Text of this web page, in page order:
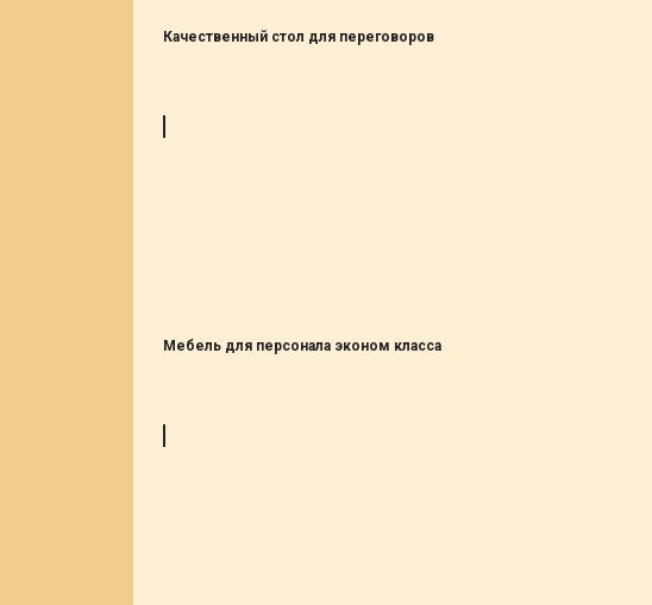
Качественный стол для переговоров
Мебель для персонала эконом класса